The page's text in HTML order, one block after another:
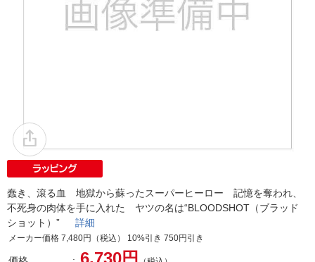
蠢き、滾る血 地獄から蘇ったスーパーヒーロー 記憶を奪われ、
不死身の肉体を手に入れた ヤツの名は“BLOODSHOT（ブラッド
ショット）” 詳細
メーカー価格 7,480円（税込） 10%引き 750円引き
6,730円